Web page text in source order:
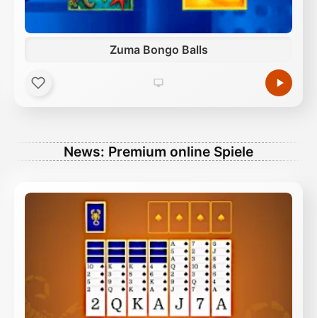
Zuma Bongo Balls
News: Premium online Spiele